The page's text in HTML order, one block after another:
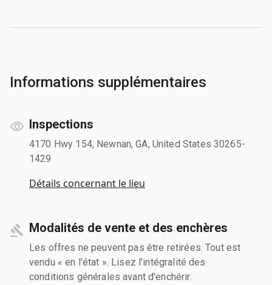
Informations supplémentaires
Inspections
4170 Hwy 154, Newnan, GA, United States 30265-
1429
Détails concernant le lieu
Modalités de vente et des enchères
Les offres ne peuvent pas être retirées. Tout est
vendu « en l'état ». Lisez l'intégralité des
conditions générales avant d'enchérir.